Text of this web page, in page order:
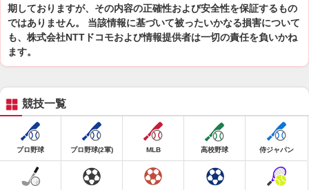
期しておりますが、その内容の正確性および安全性を保証するもの
ではありません。 当該情報に基づいて被ったいかなる損害について
も、株式会社NTTドコモおよび情報提供者は一切の責任を負いかね
ます。
競技一覧
プロ野球 プロ野球(2軍) MLB 高校野球 侍ジャパン